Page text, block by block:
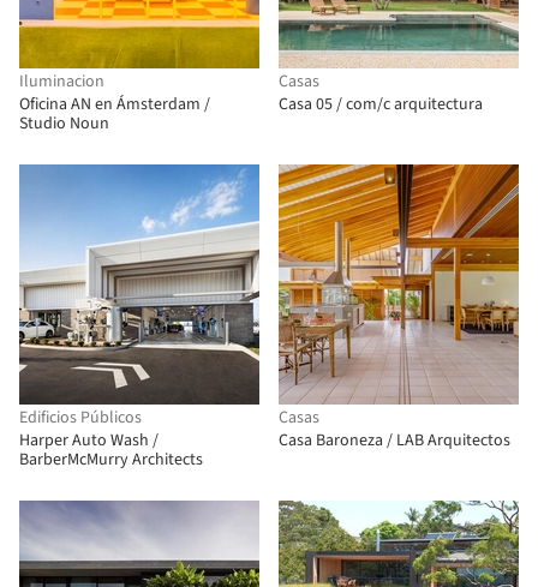
Iluminacion
Oficina AN en Ámsterdam /
Studio Noun
Casas
Casa 05 / com/c arquitectura
Edificios Públicos
Harper Auto Wash /
BarberMcMurry Architects
Casas
Casa Baroneza / LAB Arquitectos